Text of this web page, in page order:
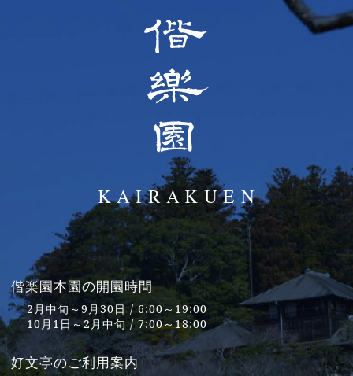
偕楽園本園の開園時間
2月中旬～9月30日 / 6:00～19:00
10月1日～2月中旬 / 7:00～18:00
好文亭のご利用案内